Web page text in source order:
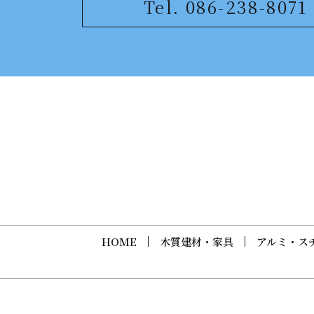
Tel. 086-238-8071
HOME 木質建材・家具 アルミ・ス